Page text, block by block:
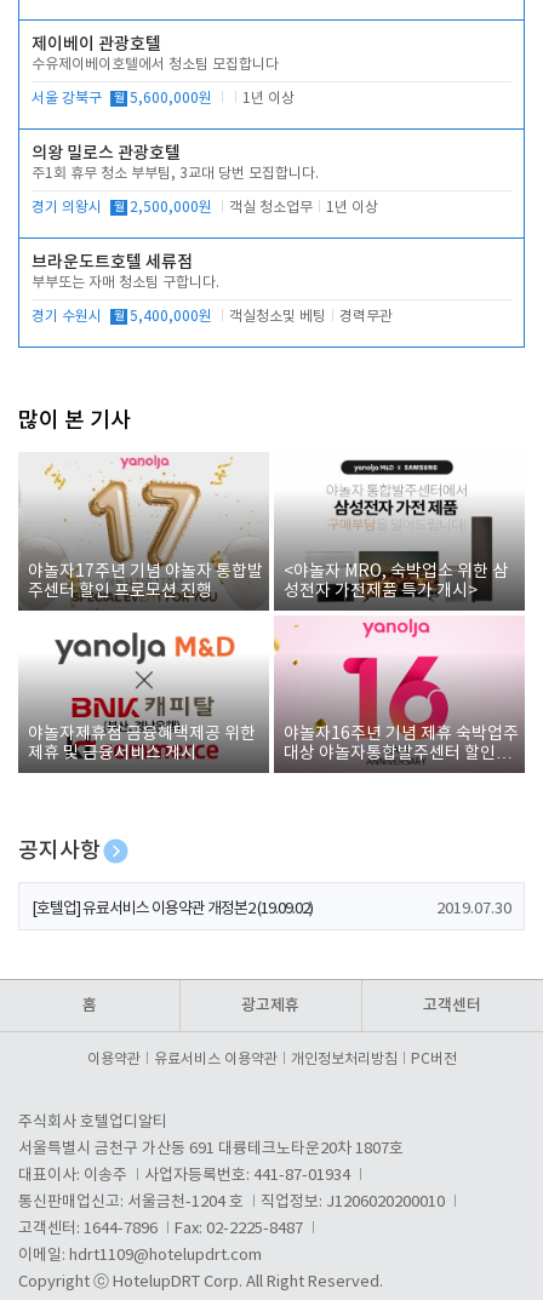
제이베이 관광호텔
수유제이베이호텔에서 청소팀 모집합니다
서울 강북구 월 5,600,000원 1년 이상
의왕 밀로스 관광호텔
주1회 휴무 청소 부부팀, 3교대 당번 모집합니다.
경기 의왕시 월 2,500,000원 객실 청소업무 1년 이상
브라운도트호텔 세류점
부부또는 자매 청소팀 구합니다.
경기 수원시 월 5,400,000원 객실청소및 베팅 경력무관
많이 본 기사
야놀자17주년 기념 야놀자 통합발
주센터 할인 프로모션 진행
<야놀자 MRO, 숙박업소 위한 삼
성전자 가전제품 특가 개시>
야놀자제휴점 금융혜택제공 위한
제휴 및 금융서비스 게시
야놀자16주년 기념 제휴 숙박업주
대상 야놀자통합발주센터 할인쿠
폰 증정
공지사항
[호텔업] 개인정보 처리방침 개정본1 (19.09.02)
[호텔업] 유료서비스 이용약관 개정본2 (19.09.02) 2019.07.30
홈 광고제휴 고객센터
이용약관 유료서비스 이용약관 개인정보처리방침 PC버전
주식회사 호텔업디알티
서울특별시 금천구 가산동 691 대륭테크노타운20차 1807호
대표이사: 이송주
사업자등록번호: 441-87-01934
통신판매업신고: 서울금천-1204 호
직업정보: J1206020200010
고객센터: 1644-7896
Fax: 02-2225-8487
이메일: hdrt1109@hotelupdrt.com
Copyright ⓒ HotelupDRT Corp. All Right Reserved.